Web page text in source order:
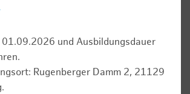
01.09.2026 und Ausbildungsdauer
Rugenberger Damm 2, 21129